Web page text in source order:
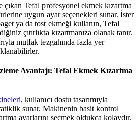
Tefal profesyonel ekmek kızartma
uygun ayar seçenekleri sunar. İster
ya da tost ekmeği kullanın, Tefal
çıtırlıkta kızartmanıza olanak tanır.
mutfak tezgahında fazla yer
Avantajı: Tefal Ekmek Kızartma
, kullanıcı dostu tasarımıyla
sunar. Makinenin basit kontrol
ayarlarını seçmek oldukça kolaydır.